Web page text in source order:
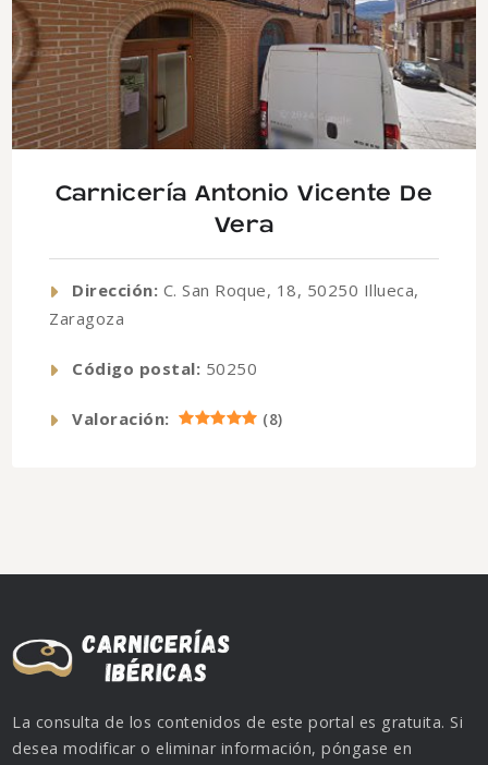
Carnicería Antonio Vicente De
Vera
Dirección: C. San Roque, 18, 50250 Illueca,
Zaragoza
Código postal: 50250
Valoración: (8)
La consulta de los contenidos de este portal es gratuita. Si
desea modificar o eliminar información, póngase en